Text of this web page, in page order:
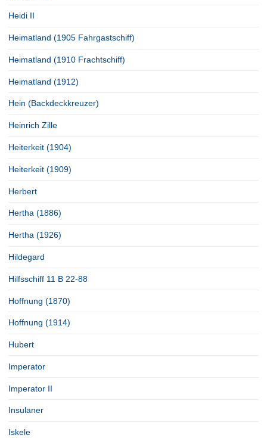
Heidi II
Heimatland (1905 Fahrgastschiff)
Heimatland (1910 Frachtschiff)
Heimatland (1912)
Hein (Backdeckkreuzer)
Heinrich Zille
Heiterkeit (1904)
Heiterkeit (1909)
Herbert
Hertha (1886)
Hertha (1926)
Hildegard
Hilfsschiff 11 B 22-88
Hoffnung (1870)
Hoffnung (1914)
Hubert
Imperator
Imperator II
Insulaner
Iskele